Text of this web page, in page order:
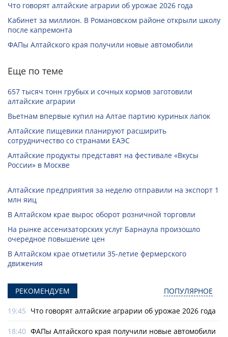
Что говорят алтайские аграрии об урожае 2026 года
Кабинет за миллион. В Романовском районе открыли школу
после капремонта
ФАПы Алтайского края получили новые автомобили
Еще по теме
657 тысяч тонн грубых и сочных кормов заготовили
алтайские аграрии
Вьетнам впервые купил на Алтае партию куриных лапок
Алтайские пищевики планируют расширить
сотрудничество со странами ЕАЭС
Алтайские продукты представят на фестивале «Вкусы
России» в Москве
Алтайские предприятия за неделю отправили на экспорт 1
млн яиц
В Алтайском крае вырос оборот розничной торговли
На рынке ассенизаторских услуг Барнаула произошло
очередное повышение цен
В Алтайском крае отметили 35-летие фермерского
движения
РЕКОМЕНДУЕМ ПОПУЛЯРНОЕ
19:45 Что говорят алтайские аграрии об урожае 2026 года
18:40 ФАПы Алтайского края получили новые автомобили